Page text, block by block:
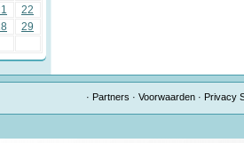
22
29
· Partners ·Voorwaarden · Privacy